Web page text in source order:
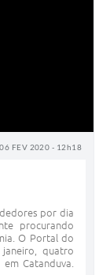
06 FEV 2020 - 12h18
por dia
procurando
O Portal do
quatro
Catanduva.